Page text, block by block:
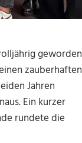
geworden
zauberhaften
Jahren
Ein kurzer
rundete die